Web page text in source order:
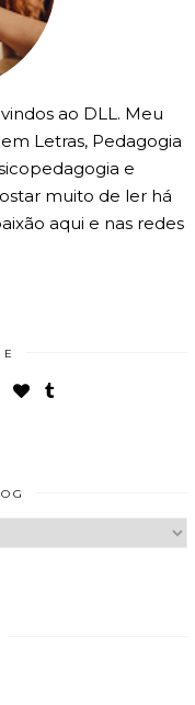
ao DLL. Meu
Letras, Pedagogia
e
muito de ler há
aqui e nas redes